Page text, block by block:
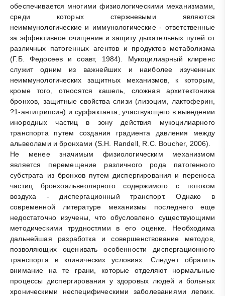
обеспечивается многими физиологическими механизмами,
среди которых стержневыми являются
неиммунологические и иммунологические - ответственные
за эффективное очищение и защиту дыхательных путей от
различных патогенных агентов и продуктов метаболизма
(Г.Б. Федосеев и соавт, 1984). Мукоцилиарный клиренс
служит одним из важнейших и наиболее изученных
неиммунологических защитных механизмов, к которым,
кроме того, относятся кашель, сложная архитектоника
бронхов, защитные свойства слизи (лизоцим, лактоферин,
?1-антитрипсин) и сурфактанта, участвующего в выведении
инородных частиц в зону действия мукоцилиарного
транспорта путем создания градиента давления между
альвеолами и бронхами (S.H. Randell, R.C. Boucher, 2006).
Не менее значимым физиологическим механизмом
является перемещение различного рода патогенного
субстрата из бронхов путем диспергирования и переноса
частиц бронхоальвеолярного содержимого с потоком
воздуха - диспергационный транспорт. Однако в
современной литературе механизмы последнего еще
недостаточно изучены, что обусловлено существующими
методическими трудностями в его оценке. Необходима
дальнейшая разработка и совершенствование методов,
позволяющих оценивать особенности диспергационного
транспорта в клинических условиях. Следует обратить
внимание на те грани, которые отделяют нормальные
процессы диспергирования у здоровых людей и больных
хроническими неспецифическими заболеваниями легких.